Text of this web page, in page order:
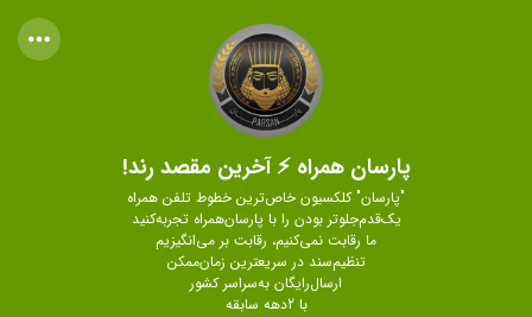
پارسان همراه ⚡ آخرین مقصد رند!
"پارسان" کلکسیون خاص‌ترین خطوط تلفن همراه
یک‌قدم‌جلوتر بودن را با پارسان‌همراه تجربه‌کنید
ما رقابت نمی‌کنیم، رقابت بر می‌انگیزیم
تنظیم‌سند در سریعترین زمان‌ممکن
ارسال‌رایگان به‌سراسر کشور
با 2دهه سابقه